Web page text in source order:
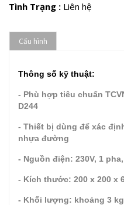
Tình Trạng : Liên hệ
Cấu hình
Thông số kỹ thuật:
- Phù hợp tiêu chuẩn
D244
- Thiết bị dùng để xác
nhựa đường
- Nguồn điện: 230V, 1
- Kích thước: 200 x 200 x
- Khối lượng: khoảng 3 kg